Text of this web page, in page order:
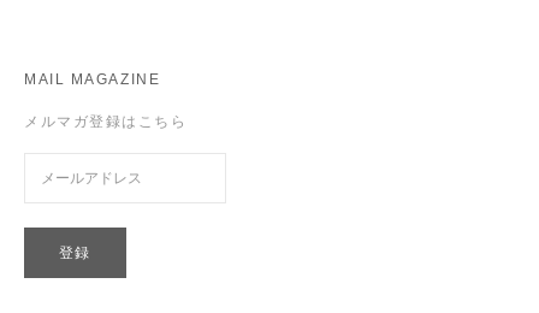
MAIL MAGAZINE
メルマガ登録はこちら
登録